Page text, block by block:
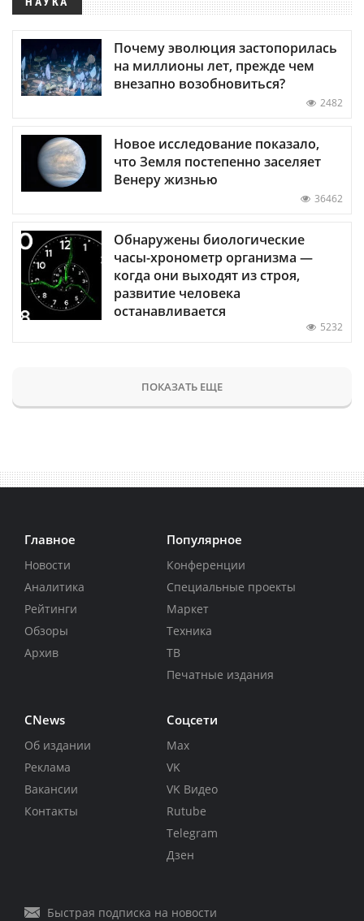
Почему эволюция застопорилась
на миллионы лет, прежде чем
внезапно возобновиться?
2482
Новое исследование показало,
что Земля постепенно заселяет
Венеру жизнью
36462
Обнаружены биологические
часы-хронометр организма —
когда они выходят из строя,
развитие человека
останавливается
5232
ПОКАЗАТЬ ЕЩЕ
Главное
Новости
Аналитика
Рейтинги
Обзоры
Архив
Популярное
Конференции
Специальные проекты
Маркет
Техника
ТВ
Печатные издания
CNews
Об издании
Реклама
Вакансии
Контакты
Соцсети
Max
VK
VK Видео
Rutube
Telegram
Дзен
Быстрая подписка на новости